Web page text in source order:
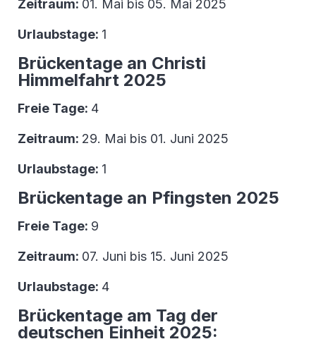
Zeitraum: 01. Mai bis 05. Mai 2025
Urlaubstage: 1
Brückentage an Christi
Himmelfahrt 2025
Freie Tage: 4
Zeitraum: 29. Mai bis 01. Juni 2025
Urlaubstage: 1
Brückentage an Pfingsten 2025
Freie Tage: 9
Zeitraum: 07. Juni bis 15. Juni 2025
Urlaubstage: 4
Brückentage am Tag der
deutschen Einheit 2025: